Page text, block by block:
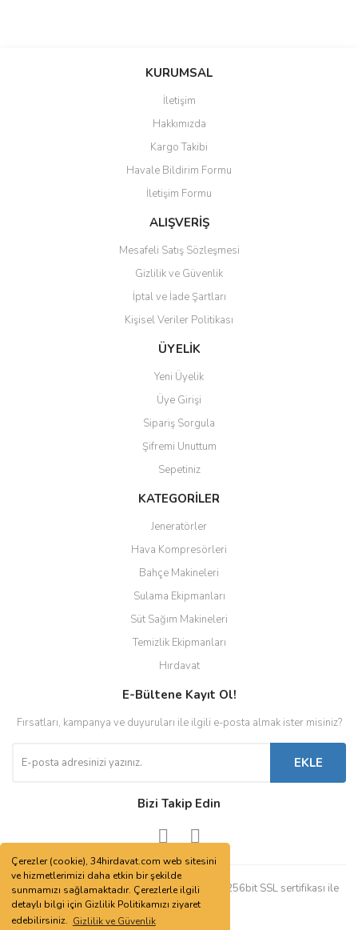
Çerezler (cookie), 34hirdavat.com web sitesini
ve hizmetlerimizi daha etkin bir şekilde
sunmamızı sağlamaktadır. Çerezlerle ilgili
detaylı bilgi için Gizlilik Politikamızı ziyaret
edebilirsiniz. Gizlilik ve Güvenlik
KURUMSAL
İletişim
Hakkımızda
Kargo Takibi
Havale Bildirim Formu
İletişim Formu
ALIŞVERİŞ
Mesafeli Satış Sözleşmesi
Gizlilik ve Güvenlik
İptal ve İade Şartları
Kişisel Veriler Politikası
ÜYELİK
Yeni Üyelik
Üye Girişi
Sipariş Sorgula
Şifremi Unuttum
Sepetiniz
KATEGORİLER
Jeneratörler
Hava Kompresörleri
Bahçe Makineleri
Sulama Ekipmanları
Süt Sağım Makineleri
Temizlik Ekipmanları
Hırdavat
E-Bültene Kayıt Ol!
Fırsatları, kampanya ve duyuruları ile ilgili e-posta almak ister misiniz?
EKLE
Bizi Takip Edin
© Tüm hakları saklıdır. Kredi kartı bilgileriniz 256bit SSL sertifikası ile
korunmaktadır.